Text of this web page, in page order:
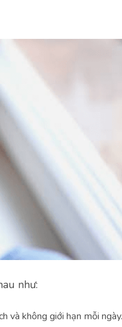
như:
và không giới hạn mỗi ngày.